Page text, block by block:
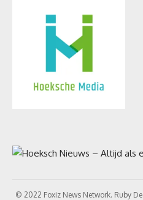
© 2022 Foxiz News Network. Ruby